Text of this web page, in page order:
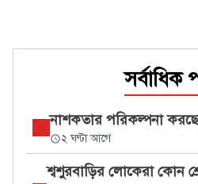
সর্বাধিক
নাশকতার পরিকল্পনা
২ ঘণ্টা আগে
শ্বশুরবাড়ির লোকেরা কোন